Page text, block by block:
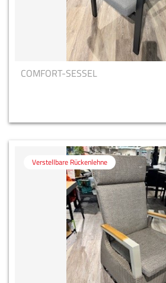
COMFORT-SESSEL
Verstellbare Rückenlehne